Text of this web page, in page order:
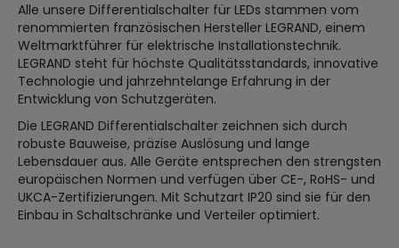
Alle unsere Differentialschalter für LEDs stammen vom
renommierten französischen Hersteller LEGRAND, einem
Weltmarktführer für elektrische Installationstechnik.
LEGRAND steht für höchste Qualitätsstandards, innovative
Technologie und jahrzehntelange Erfahrung in der
Entwicklung von Schutzgeräten.
Die LEGRAND Differentialschalter zeichnen sich durch
robuste Bauweise, präzise Auslösung und lange
Lebensdauer aus. Alle Geräte entsprechen den strengsten
europäischen Normen und verfügen über CE-, RoHS- und
UKCA-Zertifizierungen. Mit Schutzart IP20 sind sie für den
Einbau in Schaltschränke und Verteiler optimiert.